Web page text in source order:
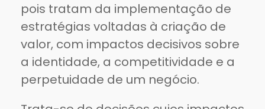
pois tratam da implementação de
estratégias voltadas à criação de
valor, com impactos decisivos sobre
a identidade, a competitividade e a
perpetuidade de um negócio.